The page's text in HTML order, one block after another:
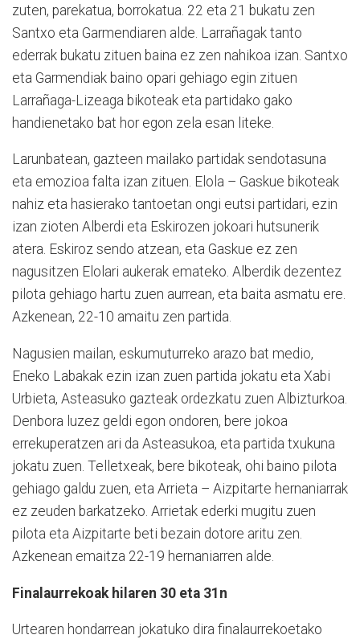
zuten, parekatua, borrokatua. 22 eta 21 bukatu zen
Santxo eta Garmendiaren alde. Larrañagak tanto
ederrak bukatu zituen baina ez zen nahikoa izan. Santxo
eta Garmendiak baino opari gehiago egin zituen
Larrañaga-Lizeaga bikoteak eta partidako gako
handienetako bat hor egon zela esan liteke.
Larunbatean, gazteen mailako partidak sendotasuna
eta emozioa falta izan zituen. Elola – Gaskue bikoteak
nahiz eta hasierako tantoetan ongi eutsi partidari, ezin
izan zioten Alberdi eta Eskirozen jokoari hutsunerik
atera. Eskiroz sendo atzean, eta Gaskue ez zen
nagusitzen Elolari aukerak emateko. Alberdik dezentez
pilota gehiago hartu zuen aurrean, eta baita asmatu ere.
Azkenean, 22-10 amaitu zen partida.
Nagusien mailan, eskumuturreko arazo bat medio,
Eneko Labakak ezin izan zuen partida jokatu eta Xabi
Urbieta, Asteasuko gazteak ordezkatu zuen Albizturkoa.
Denbora luzez geldi egon ondoren, bere jokoa
errekuperatzen ari da Asteasukoa, eta partida txukuna
jokatu zuen. Telletxeak, bere bikoteak, ohi baino pilota
gehiago galdu zuen, eta Arrieta – Aizpitarte hernaniarrak
ez zeuden barkatzeko. Arrietak ederki mugitu zuen
pilota eta Aizpitarte beti bezain dotore aritu zen.
Azkenean emaitza 22-19 hernaniarren alde.
Finalaurrekoak hilaren 30 eta 31n
Urtearen hondarrean jokatuko dira finalaurrekoetako